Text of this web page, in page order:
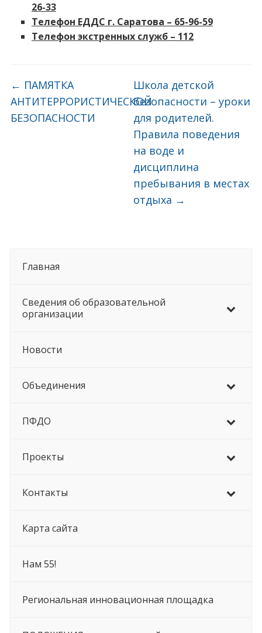
Главная
Сведения об образовательной
организации
Новости
Объединения
ПФДО
Проекты
Контакты
Карта сайта
Нам 55!
Региональная инновационная площадка
26-33
Телефон ЕДДС г. Саратова – 65-96-59
Телефон экстренных служб – 112
← ПАМЯТКА
АНТИТЕРРОРИСТИЧЕСКОЙ
БЕЗОПАСНОСТИ
Школа детской
безопасности – уроки
для родителей.
Правила поведения
на воде и
дисциплина
пребывания в местах
отдыха →